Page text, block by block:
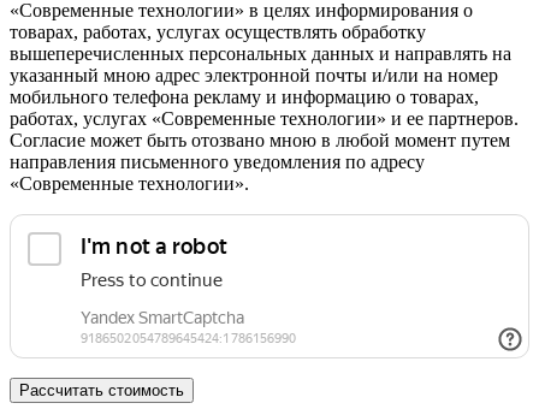
«Современные технологии» в целях информирования о
товарах, работах, услугах осуществлять обработку
вышеперечисленных персональных данных и направлять на
указанный мною адрес электронной почты и/или на номер
мобильного телефона рекламу и информацию о товарах,
работах, услугах «Современные технологии» и ее партнеров.
Согласие может быть отозвано мною в любой момент путем
направления письменного уведомления по адресу
«Современные технологии».